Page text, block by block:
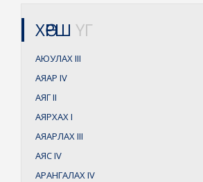
ХӨРШ ҮГ
АЮУЛАХIII
АЯАР IV
АЯГII
АЯРХАХI
АЯАРЛАХIII
АЯСIV
АРАНГАЛАХIV